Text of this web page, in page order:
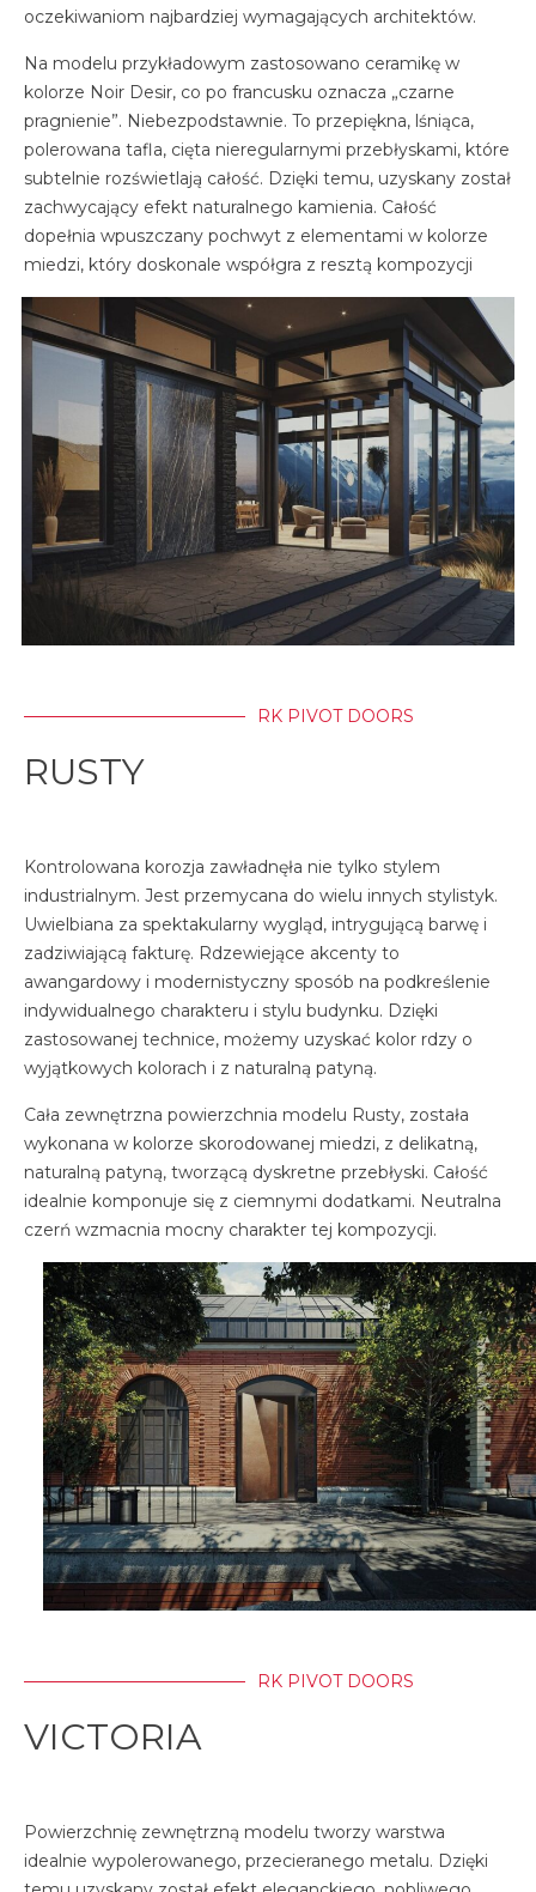
oczekiwaniom najbardziej wymagających architektów.
Na modelu przykładowym zastosowano ceramikę w
kolorze Noir Desir, co po francusku oznacza „czarne
pragnienie”. Niebezpodstawnie. To przepiękna, lśniąca,
polerowana tafla, cięta nieregularnymi przebłyskami, które
subtelnie rozświetlają całość. Dzięki temu, uzyskany został
zachwycający efekt naturalnego kamienia. Całość
dopełnia wpuszczany pochwyt z elementami w kolorze
miedzi, który doskonale współgra z resztą kompozycji
RK PIVOT DOORS
RUSTY
Kontrolowana korozja zawładnęła nie tylko stylem
industrialnym. Jest przemycana do wielu innych stylistyk.
Uwielbiana za spektakularny wygląd, intrygującą barwę i
zadziwiającą fakturę. Rdzewiejące akcenty to
awangardowy i modernistyczny sposób na podkreślenie
indywidualnego charakteru i stylu budynku. Dzięki
zastosowanej technice, możemy uzyskać kolor rdzy o
wyjątkowych kolorach i z naturalną patyną.
Cała zewnętrzna powierzchnia modelu Rusty, została
wykonana w kolorze skorodowanej miedzi, z delikatną,
naturalną patyną, tworzącą dyskretne przebłyski. Całość
idealnie komponuje się z ciemnymi dodatkami. Neutralna
czerń wzmacnia mocny charakter tej kompozycji.
RK PIVOT DOORS
VICTORIA
Powierzchnię zewnętrzną modelu tworzy warstwa
idealnie wypolerowanego, przecieranego metalu. Dzięki